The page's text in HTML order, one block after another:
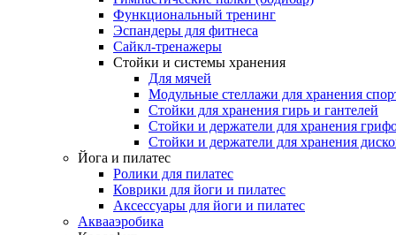
Функциональный тренинг
Эспандеры для фитнеса
Сайкл-тренажеры
Стойки и системы хранения
Для мячей
Модульные стеллажи для хранения
Стойки для хранения гирь и гантелей
Стойки и держатели для хранения
Стойки и держатели для хранения
Йога и пилатес
Ролики для пилатес
Коврики для йоги и пилатес
Аксессуары для йоги и пилатес
Аквааэробика